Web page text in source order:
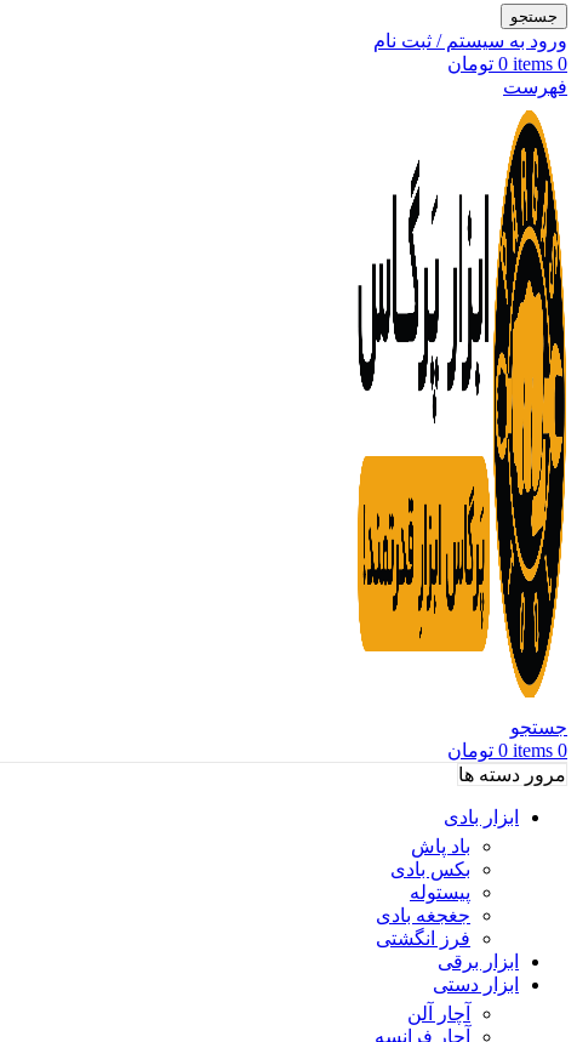
جستجو
ورود به سیستم / ثبت نام
0
items
0 تومان
فهرست
جستجو
0
items
0 تومان
مرور دسته ها
ابزار بادی
باد پاش
بکس بادی
پیستوله
جغجغه بادی
فرز انگشتی
ابزار برقی
ابزار دستی
آچار آلن
آچار فرانسه